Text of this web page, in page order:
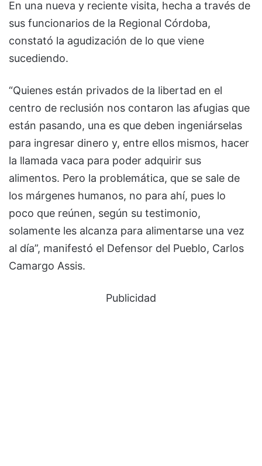
En una nueva y reciente visita, hecha a través de
sus funcionarios de la Regional Córdoba,
constató la agudización de lo que viene
sucediendo.
“Quienes están privados de la libertad en el
centro de reclusión nos contaron las afugias que
están pasando, una es que deben ingeniárselas
para ingresar dinero y, entre ellos mismos, hacer
la llamada vaca para poder adquirir sus
alimentos. Pero la problemática, que se sale de
los márgenes humanos, no para ahí, pues lo
poco que reúnen, según su testimonio,
solamente les alcanza para alimentarse una vez
al día”, manifestó el Defensor del Pueblo, Carlos
Camargo Assis.
Publicidad